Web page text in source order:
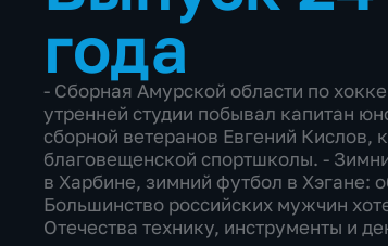
года
- Сборная Амурской области по
утренней студии побывал капитан
сборной ветеранов Евгений Кислов,
благовещенской спортшколы. -
в Харбине, зимний футбол в Хэгане:
Большинство российских мужчин
Отечества технику, инструменты и